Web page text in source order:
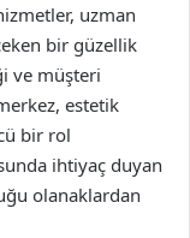
uzman
bir güzellik
ve müşteri
estetik
bir rol
ihtiyaç duyan
olanaklardan